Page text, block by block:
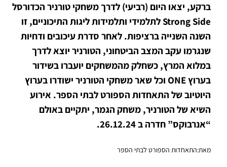
ברקע, יצאו היום (רביעי) לדרך משחקי טורניר הכדורסל
Strong Side לתלמידי ותלמידות ליגות התיכוניים, זו
השנה השנייה ברציפות. לאחר סדרת עיכובים ודחיות
שנגרמו עקב המצב הביטחוני, הטורניר יוצא לדרך
במלוא המרץ, כשחלק מהמשחקים יועברו בשידור
בערוץ ONE וכל שאר משחקי הטורניר ישודרו בערוץ
היוטיוב של התאחדות הספורט לבתי הספר. אירוע
השיא של הטורניר, משחק הגמר, יתקיים באולם
“אנרבוקס” חדרה ב 26.12.24.
מאת:התאחדות הספורט לבתי הספר